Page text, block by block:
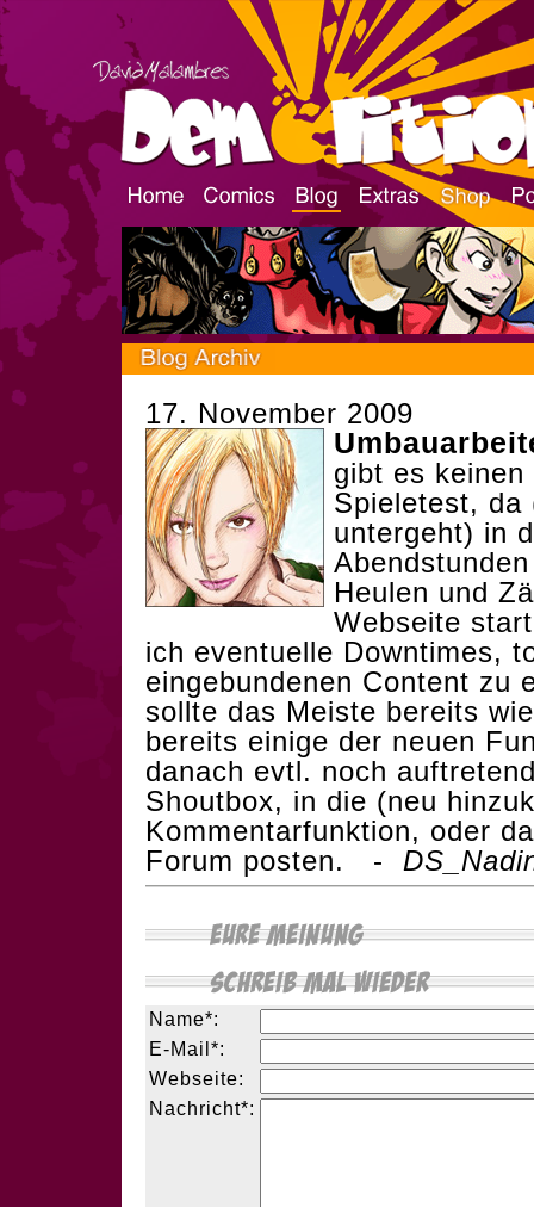
17. November 2009
gibt es
Spieletest, da
untergeht) in
Heulen und
Webseite
ich eventuelle Downtimes,
eingebundenen Content zu
sollte das Meiste bereits
bereits einige der neuen
danach evtl. noch
Shoutbox, in die (neu
Kommentarfunktion, oder
Forum posten. -
Name*:
E-Mail*:
Webseite:
Nachricht*: